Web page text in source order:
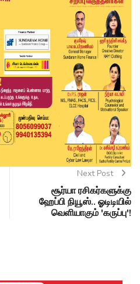
Next Post
சூர்யா ரசிகர்களுக்கு
ஹேப்பி நியூஸ்.. ஓடிடியில்
வெளியாகும் 'கருப்பு'!